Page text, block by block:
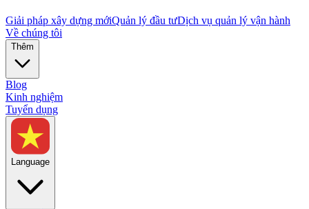
Giải pháp xây dựng mớiQuản lý đầu tưDịch vụ quản lý vận hành
Về chúng tôi
Thêm
Blog
Kinh nghiệm
Tuyển dụng
Language